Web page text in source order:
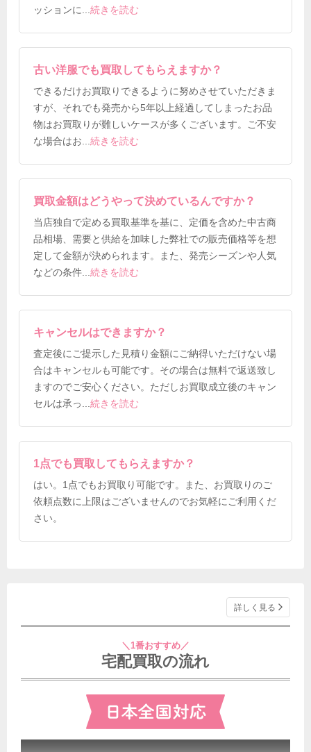
ッションに...続きを読む
古い洋服でも買取してもらえますか？
できるだけお買取りできるように努めさせていただきま
すが、それでも発売から5年以上経過してしまったお品
物はお買取りが難しいケースが多くございます。ご不安
な場合はお...続きを読む
買取金額はどうやって決めているんですか？
当店独自で定める買取基準を基に、定価を含めた中古商
品相場、需要と供給を加味した弊社での販売価格等を想
定して金額が決められます。また、発売シーズンや人気
などの条件 ...続きを読む
キャンセルはできますか？
査定後にご提示した見積り金額にご納得いただけない場
合はキャンセルも可能です。その場合は無料で返送致し
ますのでご安心ください。ただしお買取成立後のキャン
セルは承っ
...続きを読む
1点でも買取してもらえますか？
はい。1点でもお買取り可能です。また、お買取りのご
依頼点数に上限はございませんのでお気軽にご利用くだ
さい。
詳しく見る
＼1番おすすめ／
宅配買取の流れ